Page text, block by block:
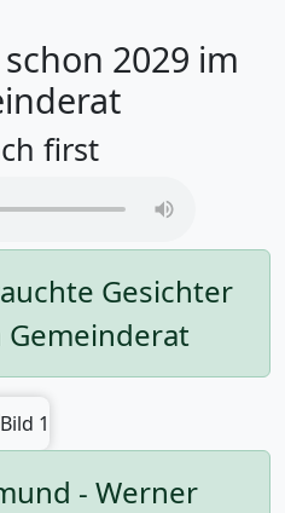
2029 im
first
Gesichter
- Werner